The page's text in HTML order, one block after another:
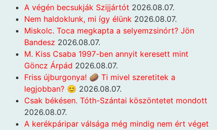
A végén becsukják Szijjártót 2026.08.07.
Nem haldoklunk, mi így élünk 2026.08.07.
Miskolc. Toca megkapta a selyemzsinórt? Jön
Bandesz 2026.08.07.
M. Kiss Csaba 1997-ben annyit keresett mint
Göncz Árpád 2026.08.07.
Friss újburgonya! 🥔 Ti mivel szeretitek a
legjobban? 😊 2026.08.07.
Csak békésen. Tóth-Szántai köszöntetet mondott
2026.08.07.
A kerékpáripar válsága még mindig nem ért véget